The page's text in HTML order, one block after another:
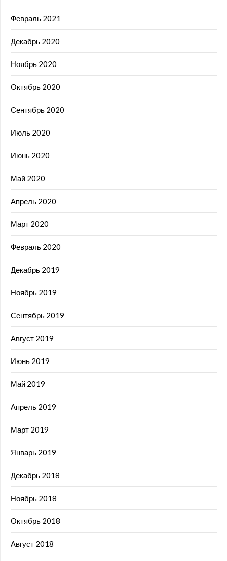
Февраль 2021
Декабрь 2020
Ноябрь 2020
Октябрь 2020
Сентябрь 2020
Июль 2020
Июнь 2020
Май 2020
Апрель 2020
Март 2020
Февраль 2020
Декабрь 2019
Ноябрь 2019
Сентябрь 2019
Август 2019
Июнь 2019
Май 2019
Апрель 2019
Март 2019
Январь 2019
Декабрь 2018
Ноябрь 2018
Октябрь 2018
Август 2018